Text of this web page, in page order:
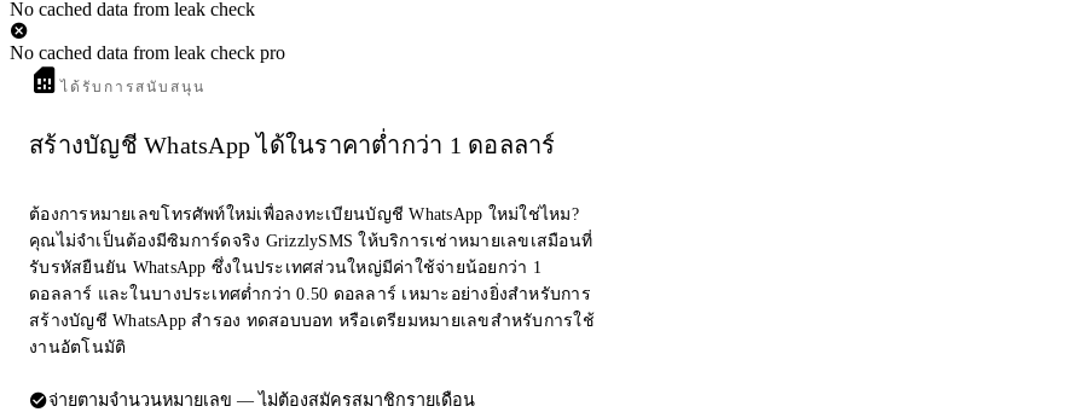
No cached data from leak check
No cached data from leak check pro
ได้รับการสนับสนุน
สร้างบัญชี WhatsApp ได้ในราคาต่ำกว่า 1 ดอลลาร์
ต้องการหมายเลขโทรศัพท์ใหม่เพื่อลงทะเบียนบัญชี WhatsApp ใหม่ใช่ไหม?
คุณไม่จำเป็นต้องมีซิมการ์ดจริง GrizzlySMS ให้บริการเช่าหมายเลขเสมือนที่
รับรหัสยืนยัน WhatsApp ซึ่งในประเทศส่วนใหญ่มีค่าใช้จ่ายน้อยกว่า 1
ดอลลาร์ และในบางประเทศต่ำกว่า 0.50 ดอลลาร์ เหมาะอย่างยิ่งสำหรับการ
สร้างบัญชี WhatsApp สำรอง ทดสอบบอท หรือเตรียมหมายเลขสำหรับการใช้
งานอัตโนมัติ
จ่ายตามจำนวนหมายเลข — ไม่ต้องสมัครสมาชิกรายเดือน